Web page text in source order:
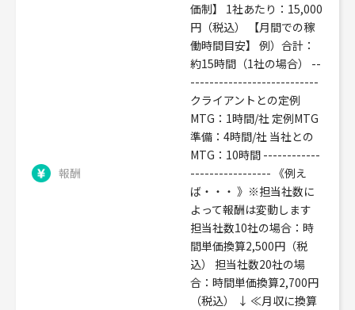
報酬
価制】 1社あたり：15,000
円（税込） 【月間での稼
働時間目安】 例）合計：
約15時間（1社の場合） --
---------------------------
クライアントとの定例
MTG：1時間/社 定例MTG
準備：4時間/社 当社との
MTG：10時間 ------------
----------------- 《例え
ば・・・ 》※担当社数に
よって報酬は変動します
担当社数10社の場合：時
間単価換算2,500円（税
込） 担当社数20社の場
合：時間単価換算2,700円
（税込） ↓ ≪月収に換算